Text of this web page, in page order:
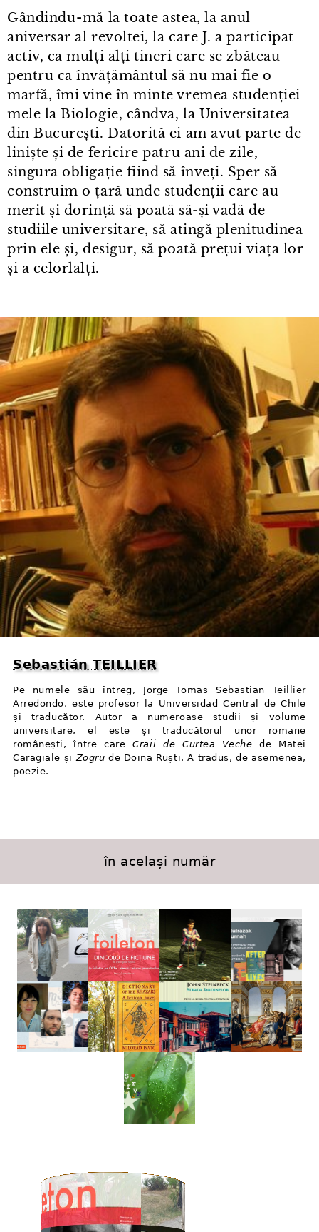
Gândindu⁠-⁠mă la toate astea, la anul
aniversar al revoltei, la care J. a participat
activ, ca mulți alți tineri care se zbăteau
pentru ca învățământul să nu mai fie o
marfă, îmi vine în minte vremea studenției
mele la Biologie, cândva, la Universitatea
din București. Datorită ei am avut parte de
liniște și de fericire patru ani de zile,
singura obligație fiind să înveți. Sper să
construim o țară unde studenții care au
merit și dorință să poată să-și vadă de
studiile universitare, să atingă plenitudinea
prin ele și, desigur, să poată prețui viața lor
și a celorlalți.
Sebastián TEILLIER
Pe numele său întreg, Jorge Tomas Sebastian Teillier
Arredondo, este profesor la Universidad Central de Chile
și traducător. Autor a numeroase studii și volume
universitare, el este și traducătorul unor romane
românești, între careCraii de Curtea Veche de Matei
Caragiale șiZogru de Doina Ruști. A tradus, de asemenea,
poezie.
în același număr